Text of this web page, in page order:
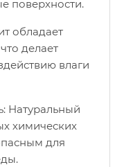
поверхности.
обладает
делает
влаги
Натуральный
химических
для